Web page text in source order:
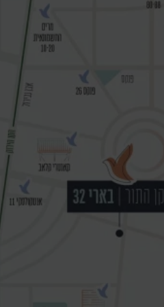
תל אביב ידועה כאחת
והדינמיות בעולם. עיר
תרבות, מסעדות ברמה
חופים קסומים וחיי לילה
של יזמות, חדשנות
לעבוד, לחיות וליהנות בעיר
הודות לתשתית תחבורה
פנאי ותרבות ללא
מוזיאונים, גלריות,
לכם ברחבי העיר. לאוהבי
והפארקים מציעים הזדמנות
חובבי התרבות והאמנות
המיקום המושלם